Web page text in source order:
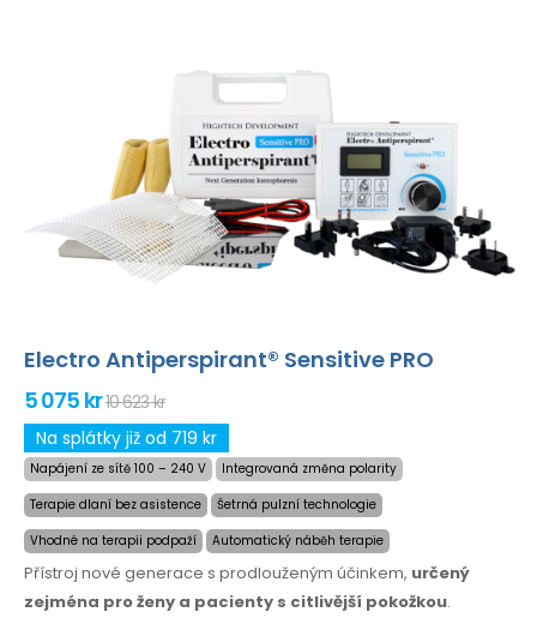
Electro Antiperspirant® Sensitive PRO
5 075 kr10 623 kr
Na splátky již od 719 kr
Napájení ze sítě 100 – 240 V
Integrovaná změna polarity
Terapie dlaní bez asistence
Šetrná pulzní technologie
Vhodné na terapii podpaží
Automatický náběh terapie
Přístroj nové generace s prodlouženým účinkem, určený
zejména pro ženy a pacienty s citlivější pokožkou.